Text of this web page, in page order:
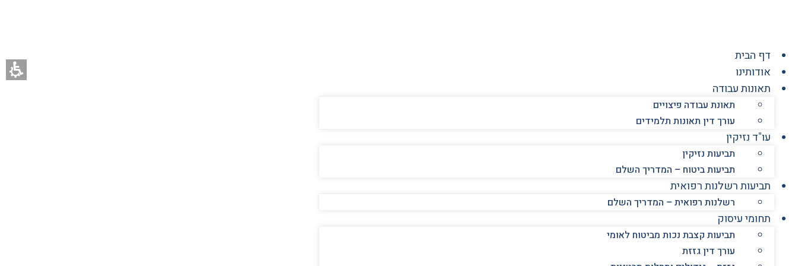
דף הבית
אודותינו
תאונות עבודה
תאונת עבודה פיצויים
עורך דין תאונות תלמידים
עו"ד נזיקין
תביעות נזיקין
תביעות ביטוח – המדריך השלם
תביעות רשלנות רפואית
רשלנות רפואית – המדריך השלם
תחומי עיסוק
תביעות קצבת נכות מביטוח לאומי
עורך דין גזזת